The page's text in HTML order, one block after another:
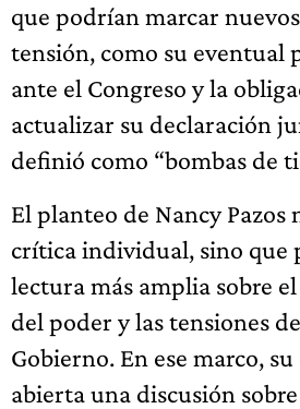
que podrían marcar
tensión, como su eventual
ante el Congreso y la
actualizar su declaración
definió como “bombas de
El planteo de Nancy Pazos
crítica individual, sino que
lectura más amplia sobre
del poder y las tensiones
Gobierno. En ese marco,
abierta una discusión